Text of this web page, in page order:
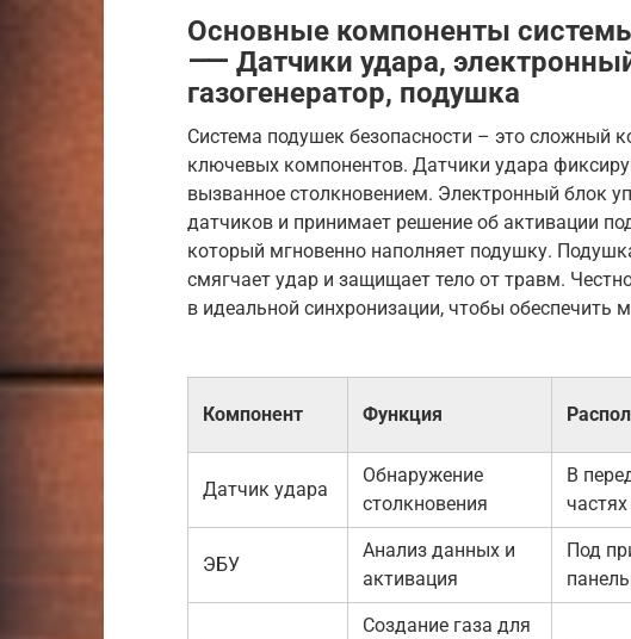
Основные компоненты
⸺ Датчики удара,
газогенератор, подушка
Система подушек безопасности – это сложный
ключевых компонентов. Датчики удара
вызванное столкновением. Электронный блок
датчиков и принимает решение об активации
который мгновенно наполняет подушку.
смягчает удар и защищает тело от травм.
в идеальной синхронизации, чтобы обеспечить
Компонент Функция
Датчик удара
Обнаружение
столкновения
В
ЭБУ
Анализ данных и
активация
Под
Создание газа для